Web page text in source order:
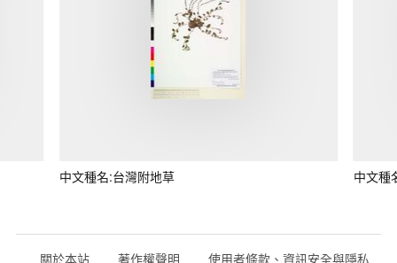
中文種名:台灣附地草 中文種
關於本站 著作權聲明 使用者條款、資訊安全與隱私